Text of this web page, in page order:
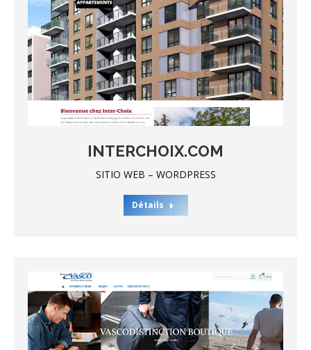
INTERCHOIX.COM
SITIO WEB – WORDPRESS
Détails